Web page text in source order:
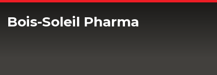
Bois-Soleil Pharma